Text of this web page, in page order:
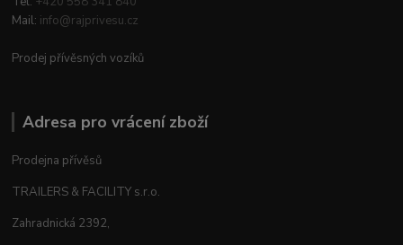
Mail: info@rajprivesu.cz
Prodej přívěsných vozíků
Adresa pro vrácení zboží
Prodejna přívěsů
TRAILERS & FACILITY s.r.o.
Zahradnická 2392,